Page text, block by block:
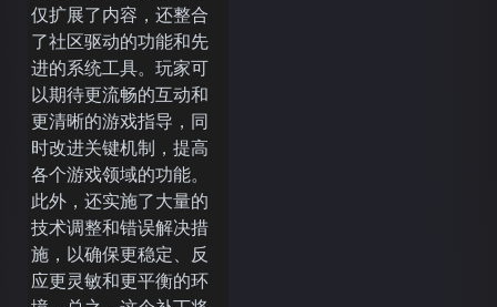
仅扩展了内容，还整合
了社区驱动的功能和先
进的系统工具。玩家可
以期待更流畅的互动和
更清晰的游戏指导，同
时改进关键机制，提高
各个游戏领域的功能。
此外，还实施了大量的
技术调整和错误解决措
施，以确保更稳定、反
应更灵敏和更平衡的环